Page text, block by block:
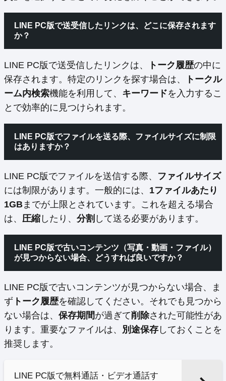
LINE PC版で送受信したリンクは、どこに保存されます
か？
LINE PC版で送受信したリンクは、 トーク履歴の中に
保存されます。特定のリンクを探す場合は、
トークル
ーム内検索機能を利用して、 キーワードを入力するこ
とで効率的に見つけられます。
LINE PC版でファイルを送る際、ファイルサイズに制限
はありますか？
LINE PC版でファイルを送信する際、 ファイルサイズ
には制限があります。一般的には、 1ファイルあたり
1GBまでが上限とされています。これを超える場合
は、 圧縮 したり、 分割 して送る必要があります。
LINE PC版で古いコンテンツ（写真・動画・ファイル）
が見つからない場合、どうすれば良いですか？
LINE PC版で古いコンテンツが見つからない場合、ま
ず トーク履歴を確認してください。それでも見つから
ない場合は、 保存期間が過ぎて削除された可能性があ
ります。重要なファイルは、 別途保存 しておくことを
推奨します。
LINE PC版で無料通話・ビデオ通話す